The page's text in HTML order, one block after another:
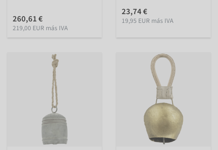
260,61 €
219,00 EUR más IVA
23,74 €
19,95 EUR más IVA